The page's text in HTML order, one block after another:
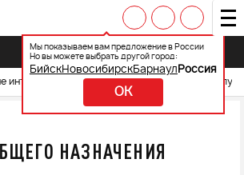
Мы показываем вам предложение в России
Но вы можете выбрать другой город:
БийскНовосибирскБарнаул Россия
OK
интренета Выберите свой мотоцикл и
НАЗНАЧЕНИЯ